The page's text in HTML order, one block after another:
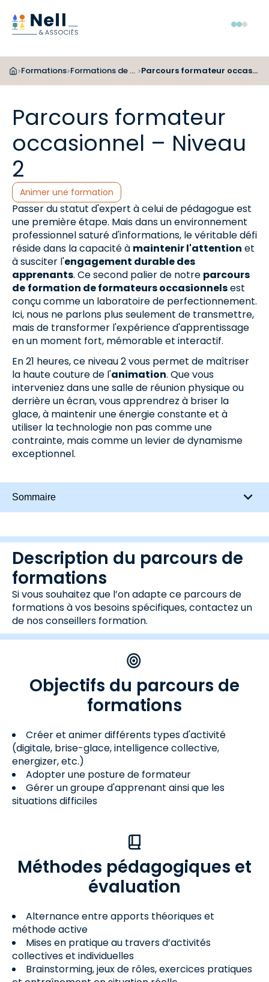
Aller au pied de page
Aller au menu
Aller au contenu
>Formations> Formations de formateurs > Parcours formateur occasionnel – Niveau 2
Parcours formateur
occasionnel – Niveau
2
Catégories :
Animer une formation
Passer du statut d'expert à celui de pédagogue est
une première étape. Mais dans un environnement
professionnel saturé d'informations, le véritable défi
réside dans la capacité à maintenir l'attention et
à susciter l'engagement durable des
apprenants. Ce second palier de notre parcours
de formation de formateurs occasionnelsest
conçu comme un laboratoire de perfectionnement.
Ici, nous ne parlons plus seulement de transmettre,
mais de transformer l'expérience d'apprentissage
en un moment fort, mémorable et interactif.
En 21 heures, ce niveau 2 vous permet de maîtriser
la haute couture de l'animation. Que vous
interveniez dans une salle de réunion physique ou
derrière un écran, vous apprendrez à briser la
glace, à maintenir une énergie constante et à
utiliser la technologie non pas comme une
contrainte, mais comme un levier de dynamisme
exceptionnel.
Sommaire
Description du parcours de
formations
Si vous souhaitez que l’on adapte ce parcours de
formations à vos besoins spécifiques, contactez un
de nos conseillers formation.
Objectifs du parcours de
formations
Créer et animer différents types d'activité
(digitale, brise-glace, intelligence collective,
energizer, etc.)
Adopter une posture de formateur
Gérer un groupe d'apprenant ainsi que les
situations difficiles
Méthodes pédagogiques et
évaluation
Alternance entre apports théoriques et
méthode active
Mises en pratique au travers d’activités
collectives et individuelles
Brainstorming, jeux de rôles, exercices pratiques